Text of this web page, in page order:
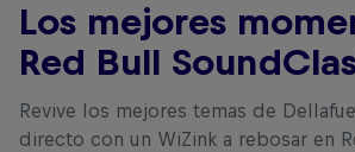
Los mejores
Red Bull
Revive los mejores temas de
directo con un WiZink a rebosar en